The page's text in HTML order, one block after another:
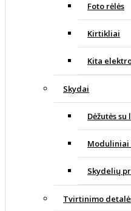
Foto rėlės
Kirtikliai
Kita
Skydai
Dėžutės
Moduliniai
Skydelių
Tvirtinimo